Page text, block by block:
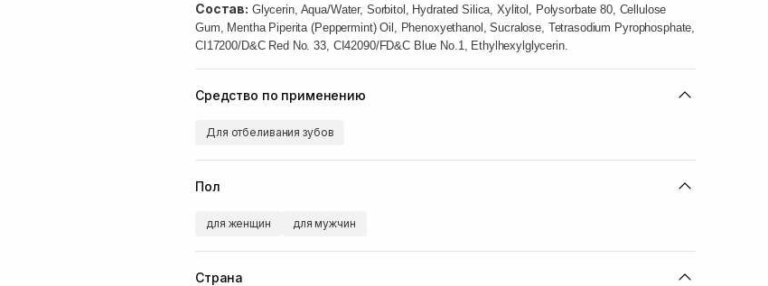
Состав: Glycerin, Aqua/Water, Sorbitol, Hydrated Silica, Xylitol, Polysorbate 80, Cellulose
Gum, Mentha Piperita (Peppermint) Oil, Phenoxyethanol, Sucralose, Tetrasodium Pyrophosphate,
CI17200/D&C Red No. 33, CI42090/FD&C Blue No.1, Ethylhexylglycerin.
Средство по применению
Для отбеливания зубов
Пол
для женщин для мужчин
Страна